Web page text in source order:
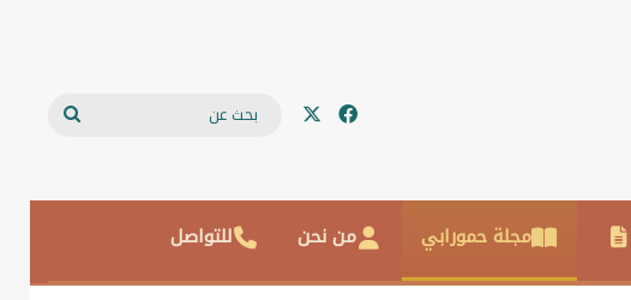
فيسبوك
مجلة حمورابي من نحن للتواصل